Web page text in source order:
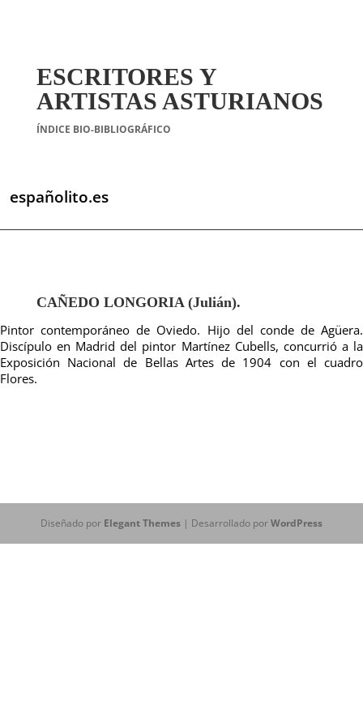
ESCRITORES Y
ARTISTAS ASTURIANOS
ÍNDICE BIO-BIBLIOGRÁFICO
españolito.es
CAÑEDO LONGORIA (Julián).
Pintor contemporáneo de Oviedo. Hijo del conde de Agüera.
Discípulo en Madrid del pintor Martínez Cubells, concurrió a la
Exposición Nacional de Bellas Artes de 1904 con el cuadro
Flores.
Diseñado por Elegant Themes| Desarrollado porWordPress